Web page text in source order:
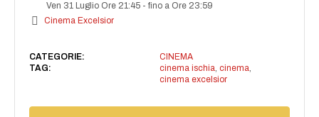
Ven 31 Luglio Ore 21:45 -fino a Ore 23:59
Cinema Excelsior
CATEGORIE:
CINEMA
TAG:
cinema ischia, cinema,
cinema excelsior